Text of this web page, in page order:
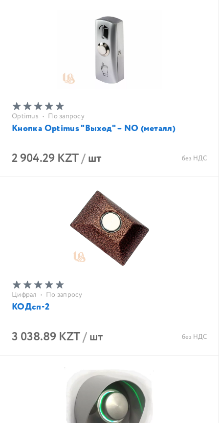
Optimus • По запросу
Кнопка Optimus "Выход" – NO (металл)
2 904.29 KZT/шт без НДС
Цифрал • По запросу
КОДсп-2
3 038.89 KZT/шт без НДС